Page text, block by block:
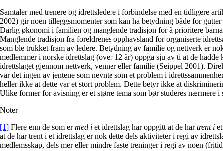
Samtaler med trenere og idrettsledere i forbindelse med en tidligere
2002) gir noen tilleggsmomenter som kan ha betydning både for
Dårlig økonomi i familien og manglende tradisjon for å prioritere
Manglende tradisjon fra foreldrenes opphavsland for organiserte
som ble trukket fram av ledere. Betydning av familie og nettverk er
medlemmer i norske idrettslag (over 12 år) oppga sju av ti at de hadde
idrettslaget gjennom nettverk, venner eller familie (Seippel 2001).
var det ingen av jentene som nevnte som et problem i
heller ikke at dette var et stort problem. Dette betyr ikke at
Ulike former for avisning er et større tema som bør studeres nærmere i
Noter
[1] Flere enn de som ermed i et idrettslag har oppgitt at de hartrent i
at de har trent i et idrettslag er nok dette dels aktiviteter i regi av
medlemsskap, dels mer eller mindre faste treninger i regi av noen